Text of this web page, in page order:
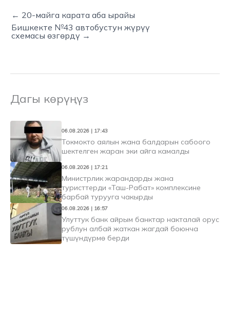
← 20-майга карата аба ырайы
Бишкекте №43 автобустун жүрүү
схемасы өзгөрдү →
Дагы көрүңүз
06.08.2026 | 17:43
Токмокто аялын жана балдарын сабоого
шектелген жаран эки айга камалды
06.08.2026 | 17:21
Министрлик жарандарды жана
туристтерди «Таш-Рабат» комплексине
барбай турууга чакырды
06.08.2026 | 16:57
Улуттук банк айрым банктар накталай орус
рублун албай жаткан жагдай боюнча
түшүндүрмө берди